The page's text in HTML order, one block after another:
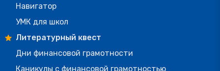
Навигатор
УМК для школ
Литературный квест
Дни финансовой грамотности
Каникулы с финансовой грамотностью